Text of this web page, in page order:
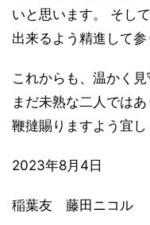
いと思います。 そし
出来るよう精進して参
これからも、温かく
まだ未熟な二人では
鞭撻賜りますよう宜し
2023年8月4日
稲葉友 藤田ニコル